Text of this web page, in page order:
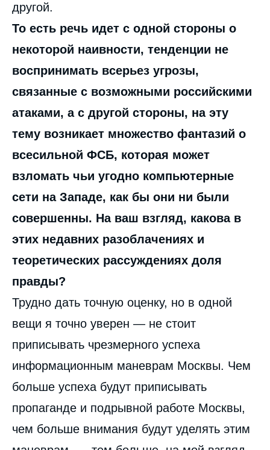
другой.
То есть речь идет с одной стороны о
некоторой наивности, тенденции не
воспринимать всерьез угрозы,
связанные с возможными российскими
атаками, а с другой стороны, на эту
тему возникает множество фантазий о
всесильной ФСБ, которая может
взломать чьи угодно компьютерные
сети на Западе, как бы они ни были
совершенны. На ваш взгляд, какова в
этих недавних разоблачениях и
теоретических рассуждениях доля
правды?
Трудно дать точную оценку, но в одной
вещи я точно уверен — не стоит
приписывать чрезмерного успеха
информационным маневрам Москвы. Чем
больше успеха будут приписывать
пропаганде и подрывной работе Москвы,
чем больше внимания будут уделять этим